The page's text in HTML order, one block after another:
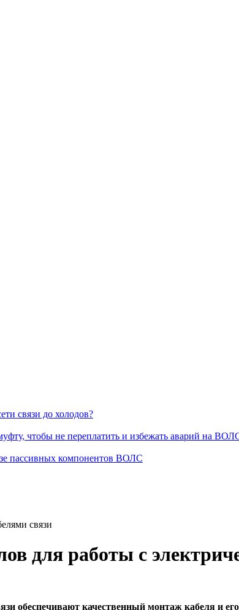
связи до холодов?
чтобы не переплатить и избежать аварий на
пассивных компонентов ВОЛС
связи
для работы с
обеспечивают качественный монтаж кабеля и